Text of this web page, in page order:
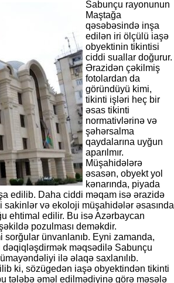
Sabunçu rayonunun
Maştağa
qəsəbəsində inşa
edilən iri ölçülü iaşə
obyektinin tikintisi
ciddi suallar doğurur.
Ərazidən çəkilmiş
fotolardan da
göründüyü kimi,
tikinti işləri heç bir
əsas tikinti
normativlərinə və
şəhərsalma
qaydalarına uyğun
aparılmır.
Müşahidələrə
əsasən, obyekt yol
kənarında, piyada
edilib. Daha ciddi məqam isə ərazidə
və ekoloji müşahidələr əsasında
ehtimal edilir. Bu isə Azərbaycan
pozulması deməkdir.
sorğular ünvanlanıb. Eyni zamanda,
məqsədilə Sabunçu
ilə əlaqə saxlanılıb.
ki, sözügedən iaşə obyektindən tikinti
tələbə əməl edilmədiyinə görə məsələ